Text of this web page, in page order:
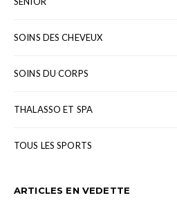
SOINS DES CHEVEUX
SOINS DU CORPS
THALASSO ET SPA
TOUS LES SPORTS
ARTICLES EN VEDETTE